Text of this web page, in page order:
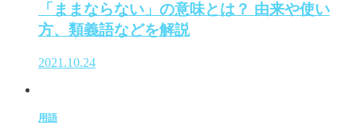
「ままならない」の意味とは？ 由来や使い
方、類義語などを解説
2021.10.24
用語